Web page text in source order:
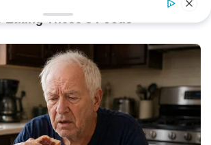
Skinny Now And She Looks Like A Model